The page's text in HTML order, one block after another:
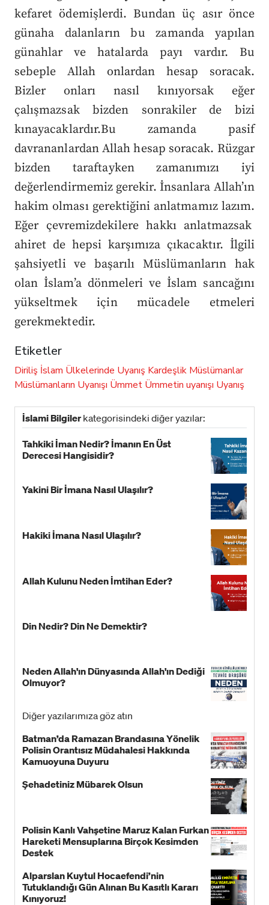
kefaret ödemişlerdi. Bundan üç asır önce
günaha dalanların bu zamanda yapılan
günahlar ve hatalarda payı vardır. Bu
sebeple Allah onlardan hesap soracak.
Bizler onları nasıl kınıyorsak eğer
çalışmazsak bizden sonrakiler de bizi
kınayacaklardır.Bu zamanda pasif
davrananlardan Allah hesap soracak. Rüzgar
bizden taraftayken zamanımızı iyi
değerlendirmemiz gerekir. İnsanlara Allah’ın
hakim olması gerektiğini anlatmamız lazım.
Eğer çevremizdekilere hakkı anlatmazsak
ahiret de hepsi karşımıza çıkacaktır. İlgili
şahsiyetli ve başarılı Müslümanların hak
olan İslam’a dönmeleri ve İslam sancağını
yükseltmek için mücadele etmeleri
gerekmektedir.
Etiketler
Diriliş İslam Ülkelerinde Uyanış Kardeşlik Müslümanlar
Müslümanların Uyanışı Ümmet Ümmetin uyanışı Uyanış
İslami Bilgilerkategorisindeki diğer yazılar:
Tahkiki İman Nedir? İmanın En Üst
Derecesi Hangisidir?
Yakini Bir İmana Nasıl Ulaşılır?
Hakiki İmana Nasıl Ulaşılır?
Allah Kulunu Neden İmtihan Eder?
Din Nedir? Din Ne Demektir?
Neden Allah'ın Dünyasında Allah'ın Dediği
Olmuyor?
Diğer yazılarımıza göz atın
Batman’da Ramazan Brandasına Yönelik
Polisin Orantısız Müdahalesi Hakkında
Kamuoyuna Duyuru
Şehadetiniz Mübarek Olsun
Polisin Kanlı Vahşetine Maruz Kalan Furkan
Hareketi Mensuplarına Birçok Kesimden
Destek
Alparslan Kuytul Hocaefendi’nin
Tutuklandığı Gün Alınan Bu Kasıtlı Kararı
Kınıyoruz!